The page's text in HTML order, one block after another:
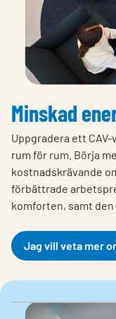
Minskad
Uppgradera ett
rum för rum. Börja
kostnadskrävande
förbättrade
komforten, samt
Jag vill veta mer